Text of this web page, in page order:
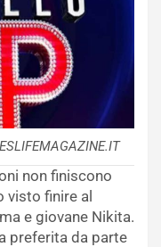
non finiscono
visto finire al
e giovane Nikita.
preferita da parte